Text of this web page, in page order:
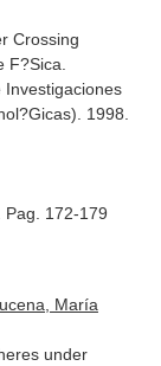
Crossing
F?Sica.
Investigaciones
1998.
172-179
María
under